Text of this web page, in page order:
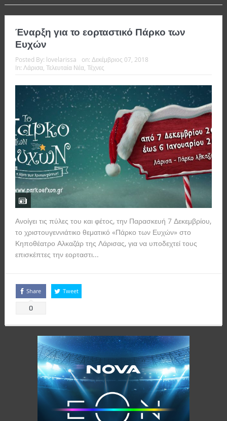
Έναρξη για το εορταστικό Πάρκο των
Ευχών
Posted By: lovelarissa on: Δεκέμβριος 07, 2018
In: Λάρισα, Τελευταία Νέα, Τέχνες
Ανοίγει τις πύλες του και φέτος, την Παρασκευή 7 Δεκεμβρίου,
το χριστουγεννιάτικο θεματικό «Πάρκο των Ευχών» στο
Κηποθέατρο Αλκαζάρ της Λάρισας, για να υποδεχτεί τους
επισκέπτες την εορταστι...
Share
0
Tweet